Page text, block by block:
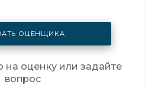
ОЦЕНЩИКА
на оценку или задайте
вопрос